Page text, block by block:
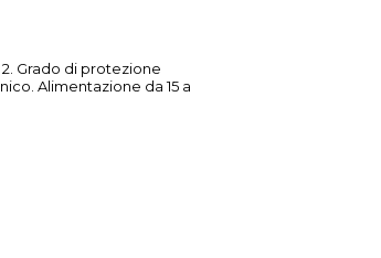
2. Grado di protezione
Alimentazione da 15 a